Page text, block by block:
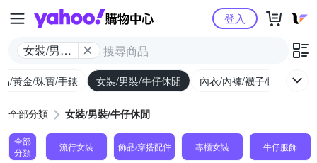
Yahoo購物中心
女裝/男裝/
登入
/黃金/珠寶/手錶 女裝/男裝/牛仔休閒 內衣/內褲/襪子/睡衣
全部分類 女裝/男裝/牛仔休閒
全部
分類
流行女裝 飾品​/​穿搭​配件 專櫃女裝 牛仔服飾